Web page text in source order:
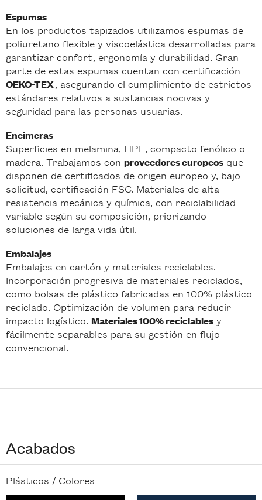
Espumas
En los productos tapizados utilizamos espumas de
poliuretano flexible y viscoelástica desarrolladas para
garantizar confort, ergonomía y durabilidad. Gran
parte de estas espumas cuentan con certificación
OEKO-TEX, asegurando el cumplimiento de estrictos
estándares relativos a sustancias nocivas y
seguridad para las personas usuarias.
Encimeras
Superficies en melamina, HPL, compacto fenólico o
madera. Trabajamos con proveedores europeos que
disponen de certificados de origen europeo y, bajo
solicitud, certificación FSC. Materiales de alta
resistencia mecánica y química, con reciclabilidad
variable según su composición, priorizando
soluciones de larga vida útil.
Embalajes
Embalajes en cartón y materiales reciclables.
Incorporación progresiva de materiales reciclados,
como bolsas de plástico fabricadas en 100% plástico
reciclado. Optimización de volumen para reducir
impacto logístico. Materiales 100% reciclables y
fácilmente separables para su gestión en flujo
convencional.
Acabados
Plásticos / Colores